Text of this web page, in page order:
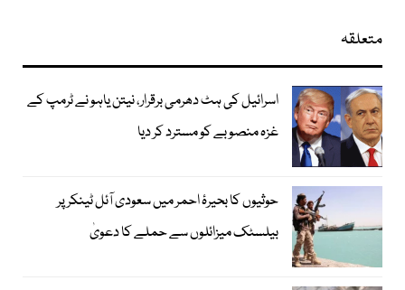
متعلقہ
اسرائیل کی ہٹ دھرمی برقرار، نیتن یاہو نے ٹرمپ کے
غزہ منصوبے کو مسترد کر دیا
حوثیوں کا بحیرۂ احمر میں سعودی آئل ٹینکر پر
بیلسٹک میزائلوں سے حملے کا دعویٰ